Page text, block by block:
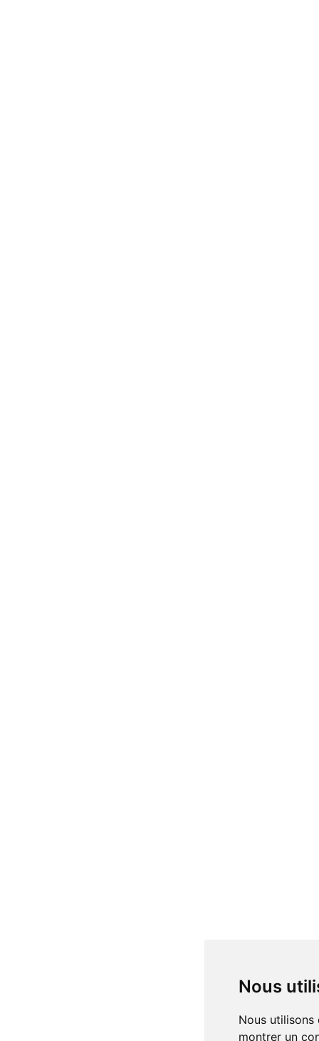
Nous
Nous utilisons des cookies et d'autres technologies de suivi pour améliorer votre expérience de navigation sur notre site, pour vous
montrer un